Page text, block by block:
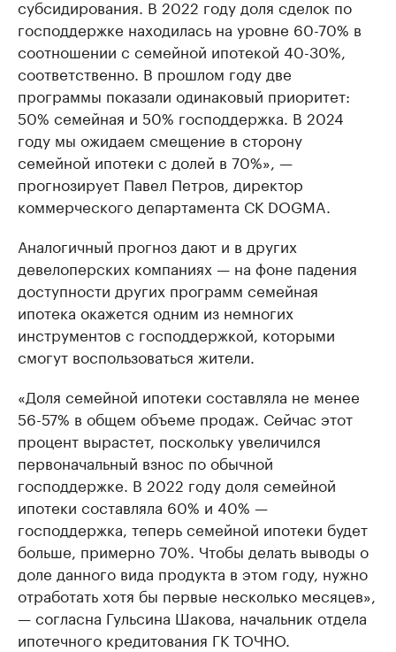
субсидирования. В 2022 году доля сделок по
господдержке находилась на уровне 60-70% в
соотношении с семейной ипотекой 40-30%,
соответственно. В прошлом году две
программы показали одинаковый приоритет:
50% семейная и 50% господдержка. В 2024
году мы ожидаем смещение в сторону
семейной ипотеки с долей в 70%», —
прогнозирует Павел Петров, директор
коммерческого департамента СК DOGMA.
Аналогичный прогноз дают и в других
девелоперских компаниях — на фоне падения
доступности других программ семейная
ипотека окажется одним из немногих
инструментов с господдержкой, которыми
смогут воспользоваться жители.
«Доля семейной ипотеки составляла не менее
56-57% в общем объеме продаж. Сейчас этот
процент вырастет, поскольку увеличился
первоначальный взнос по обычной
господдержке. В 2022 году доля семейной
ипотеки составляла 60% и 40% —
господдержка, теперь семейной ипотеки будет
больше, примерно 70%. Чтобы делать выводы о
доле данного вида продукта в этом году, нужно
отработать хотя бы первые несколько месяцев»,
— согласна Гульсина Шакова, начальник отдела
ипотечного кредитования ГК ТОЧНО.